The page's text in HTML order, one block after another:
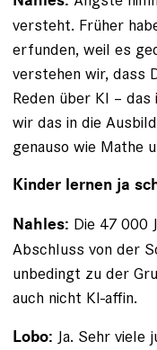
versteht. Früher
erfunden, weil es
verstehen wir, dass
Reden über KI –
wir das in die
genauso wie Mathe
Kinder lernen ja
Nahles: Die 47 000
Abschluss von der
unbedingt zu der
auch nicht KI-affin.
Lobo: Ja. Sehr viele